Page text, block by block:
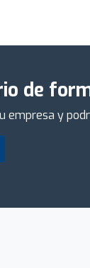
de
empresa y